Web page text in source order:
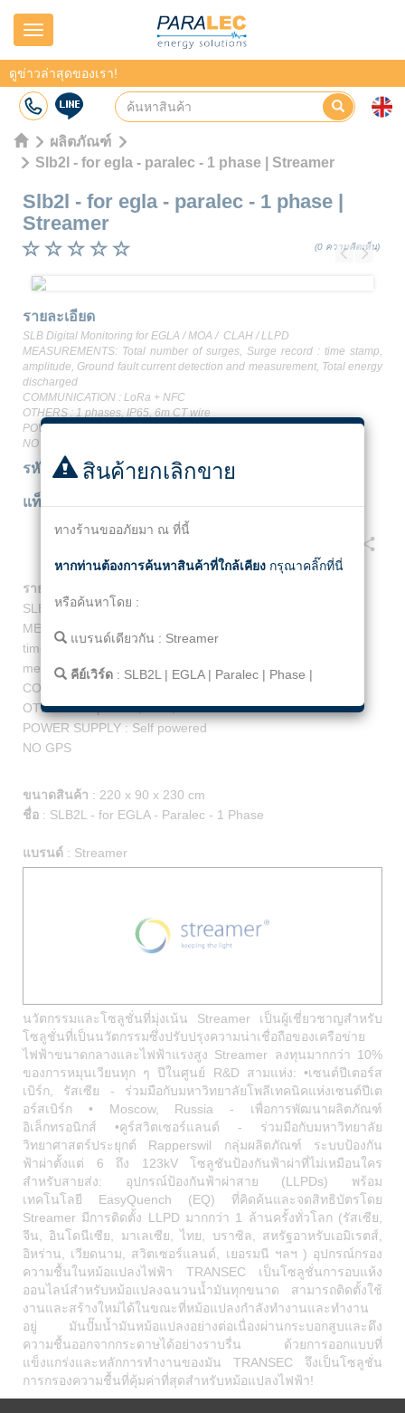
Navigation
ดูข่าวล่าสุดของเรา!
ผลิตภัณฑ์
Slb2l - for egla - paralec - 1 phase | Streamer
Slb2l - for egla - paralec - 1 phase |
Streamer
(0 ความคิดเห็น)
Previous
Next
รายละเอียด
SLB Digital Monitoring for EGLA / MOA / CLAH / LLPD
MEASUREMENTS: Total number of surges, Surge record : time stamp,
amplitude, Ground fault current detection and measurement, Total energy
discharged
COMMUNICATION : LoRa + NFC
OTHERS : 1 phases, IP65, 6m CT wire
POWER SUPPLY : Self powered
NO GPS
รหัส 10511221
แท็ก
รายละเอียด
SLB Digital Monitoring for EGLA / MOA / CLAH / LLPD
MEASUREMENTS: Total number of surges, Surge record :
time stamp, amplitude, Ground fault current detection and
measurement, Total energy discharged
COMMUNICATION : LoRa + NFC
OTHERS : 1 phases, IP65, 6m CT wire
POWER SUPPLY : Self powered
NO GPS
ขนาดสินค้า : 220 x 90 x 230 cm
ชื่อ : SLB2L - for EGLA - Paralec - 1 Phase
แบรนด์ : Streamer
นวัตกรรมและโซลูชั่นที่มุ่งเน้น Streamer เป็นผู้เชี่ยวชาญสำหรับ
โซลูชั่นที่เป็นนวัตกรรมซึ่งปรับปรุงความน่าเชื่อถือของเครือข่าย
ไฟฟ้าขนาดกลางและไฟฟ้าแรงสูง Streamer ลงทุนมากกว่า 10%
ของการหมุนเวียนทุก ๆ ปีในศูนย์ R&D สามแห่ง: •เซนต์ปีเตอร์ส
เบิร์ก, รัสเซีย - ร่วมมือกับมหาวิทยาลัยโพลีเทคนิคแห่งเซนต์ปีเต
อร์สเบิร์ก • Moscow, Russia - เพื่อการพัฒนาผลิตภัณฑ์
อิเล็กทรอนิกส์ •คูร์สวิตเซอร์แลนด์ - ร่วมมือกับมหาวิทยาลัย
วิทยาศาสตร์ประยุกต์ Rapperswil กลุ่มผลิตภัณฑ์ ระบบป้องกัน
ฟ้าผ่าตั้งแต่ 6 ถึง 123kV โซลูชันป้องกันฟ้าผ่าที่ไม่เหมือนใคร
สำหรับสายส่ง: อุปกรณ์ป้องกันฟ้าผ่าสาย (LLPDs) พร้อม
เทคโนโลยี EasyQuench (EQ) ที่คิดค้นและจดสิทธิบัตรโดย
Streamer มีการติดตั้ง LLPD มากกว่า 1 ล้านครั้งทั่วโลก (รัสเซีย,
จีน, อินโดนีเซีย, มาเลเซีย, ไทย, บราซิล, สหรัฐอาหรับเอมิเรตส์,
อิหร่าน, เวียดนาม, สวิตเซอร์แลนด์, เยอรมนี ฯลฯ ) อุปกรณ์กรอง
ความชื้นในหม้อแปลงไฟฟ้า TRANSEC เป็นโซลูชั่นการอบแห้ง
ออนไลน์สำหรับหม้อแปลงฉนวนน้ำมันทุกขนาด สามารถติดตั้งใช้
งานและสร้างใหม่ได้ในขณะที่หม้อแปลงกำลังทำงานและทำงาน
อยู่ มันปั๊มน้ำมันหม้อแปลงอย่างต่อเนื่องผ่านกระบอกสูบและดึง
ความชื้นออกจากกระดาษได้อย่างราบรื่น ด้วยการออกแบบที่
แข็งแกร่งและหลักการทำงานของมัน TRANSEC จึงเป็นโซลูชั่น
การกรองความชื้นที่คุ้มค่าที่สุดสำหรับหม้อแปลงไฟฟ้า!
สินค้ายกเลิกขาย
ทางร้านขออภัยมา ณ ที่นี้
หากท่านต้องการค้นหาสินค้าที่ใกล้เคียง กรุณาคลิ๊กที่นี่
หรือค้นหาโดย :
แบรนด์เดียวกัน : Streamer
คีย์เวิร์ด: SLB2L | EGLA| Paralec| Phase |